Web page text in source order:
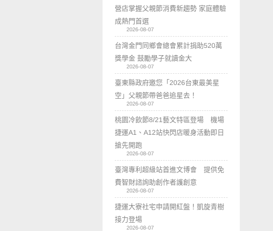
營店掌握父親節消費新趨勢 家庭體驗
成熱門首選
2026-08-07
台灣金門同鄉會總會累計捐助520萬
獎學金 鼓勵學子就讀金大
2026-08-07
臺東縣政府邀您「2026台東最美星
空」父親節帶爸爸追星去！
2026-08-07
桃園冷飲節8/21藝文特區登場 機場
捷運A1、A12站快閃店暖身活動即日
搶先開跑
2026-08-07
臺灣專利超級站首進文博會 提供免
費智財諮詢助創作者護創意
2026-08-07
捷運大寮社宅申請開紅盤！凱旋青樹
接力登場
2026-08-07